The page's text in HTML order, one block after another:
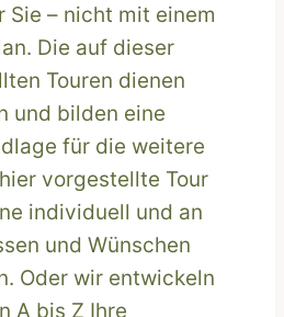
Sie – nicht mit einem
Die auf dieser
Touren dienen
und bilden eine
für die weitere
vorgestellte Tour
individuell und an
und Wünschen
Oder wir entwickeln
A bis Z Ihre